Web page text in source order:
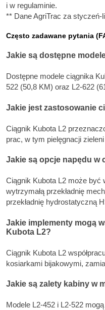
i w regulaminie.
** Dane AgriTrac za styczeń-
Często zadawane pytania
Jakie są dostępne
Dostępne modele ciągnika
522 (50,8 KM) oraz L2-622
Jakie jest zastosowanie
Ciągnik Kubota L2
prac, w tym pielęgnacji
Jakie są opcje napędu w
Ciągnik Kubota L2 może być
wytrzymałą przekładnię
przekładnię hydrostatyczną
Jakie implementy mogą
Kubota L2?
Ciągnik Kubota L2
kosiarkami bijakowymi,
Jakie są zalety kabiny w
Modele L2-452 i L2-522